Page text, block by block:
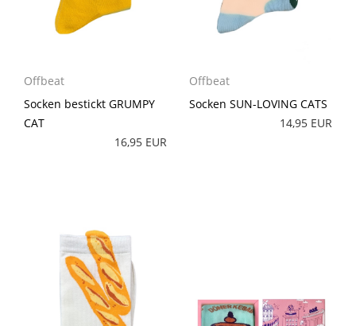
Offbeat
Socken bestickt GRUMPY
CAT
16,95 EUR
Offbeat
Socken SUN-LOVING CATS
14,95 EUR